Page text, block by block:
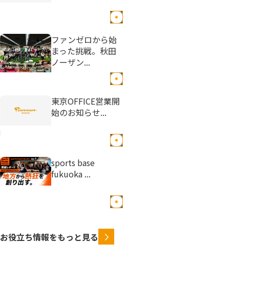
ファンゼロから始
まった挑戦。秋田
ノーザン...
東京OFFICE営業開
始のお知らせ...
sports base
fukuoka ...
お役立ち情報をもっと見る